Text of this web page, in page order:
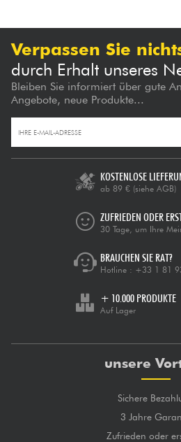
Verpassen Sie
durch Erhalt unseres
Bleiben Sie informiert über gute
Angebote, neue Produkte...
KOSTENLOSE
ab 89 € (siehe AGB)
ZUFRIEDEN ODER
30 Tage, um Ihre
BRAUCHEN SIE RAT?
Hotline : +33 1 81
+ 10.000 PRODUKTE
Auf Lager
unsere
Sichere
3 Jahre
Zufrieden oder